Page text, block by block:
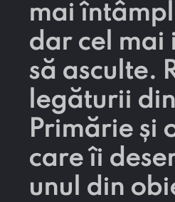
mai
dar cel mai
să asculte.
legăturii
Primărie și
care îi
unul din